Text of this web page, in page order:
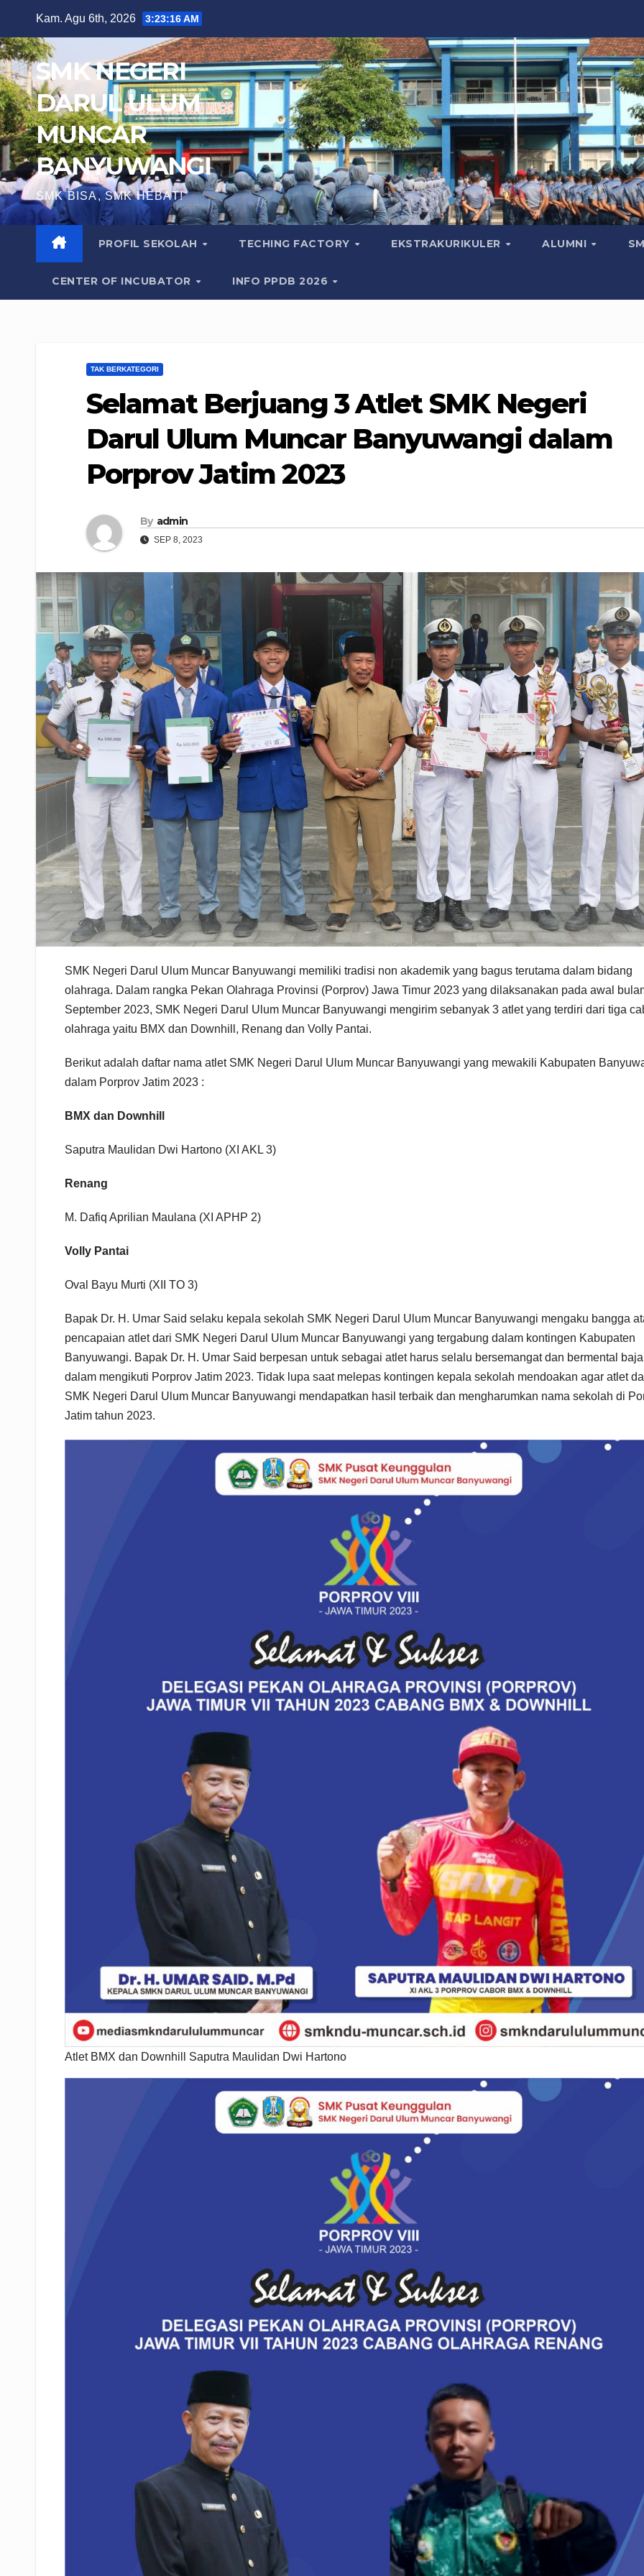
content
Kam. Agu 6th, 2026 3:23:18 AM
SMK NEGERI
DARUL ULUM
MUNCAR
BANYUWANGI
SMK BISA, SMK HEBAT!
PROFIL SEKOLAH TECHING FACTORY EKSTRAKURIKULER ALUMNI
CENTER OF INCUBATOR INFO PPDB 2026
TAK BERKATEGORI
Selamat Berjuang 3 Atlet SMK Negeri
Darul Ulum Muncar Banyuwangi dalam
Porprov Jatim 2023
By admin
SEP 8, 2023
SMK Negeri Darul Ulum Muncar Banyuwangi memiliki tradisi non akademik yang bagus terutama dalam bidang
olahraga. Dalam rangka Pekan Olahraga Provinsi (Porprov) Jawa Timur 2023 yang dilaksanakan pada awal
September 2023, SMK Negeri Darul Ulum Muncar Banyuwangi mengirim sebanyak 3 atlet yang terdiri dari tiga
olahraga yaitu BMX dan Downhill, Renang dan Volly Pantai.
Berikut adalah daftar nama atlet SMK Negeri Darul Ulum Muncar Banyuwangi yang mewakili Kabupaten
dalam Porprov Jatim 2023 :
BMX dan Downhill
Saputra Maulidan Dwi Hartono (XI AKL 3)
Renang
M. Dafiq Aprilian Maulana (XI APHP 2)
Volly Pantai
Oval Bayu Murti (XII TO 3)
Bapak Dr. H. Umar Said selaku kepala sekolah SMK Negeri Darul Ulum Muncar Banyuwangi mengaku bangga
pencapaian atlet dari SMK Negeri Darul Ulum Muncar Banyuwangi yang tergabung dalam kontingen Kabupaten
Banyuwangi. Bapak Dr. H. Umar Said berpesan untuk sebagai atlet harus selalu bersemangat dan bermental baja
dalam mengikuti Porprov Jatim 2023. Tidak lupa saat melepas kontingen kepala sekolah mendoakan agar atlet
SMK Negeri Darul Ulum Muncar Banyuwangi mendapatkan hasil terbaik dan mengharumkan nama sekolah di
Jatim tahun 2023.
Atlet BMX dan Downhill Saputra Maulidan Dwi Hartono